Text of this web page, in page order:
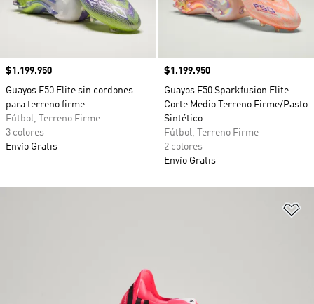
Precio
$1.199.950
Guayos F50 Elite sin cordones
para terreno firme
Fútbol, Terreno Firme
3 colores
Envío Gratis
Precio
$1.199.950
Guayos F50 Sparkfusion Elite
Corte Medio Terreno Firme/Pasto
Sintético
Fútbol, Terreno Firme
2 colores
Envío Gratis